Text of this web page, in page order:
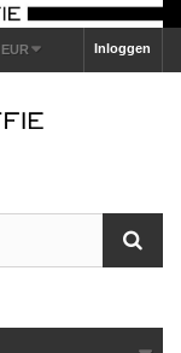
Inloggen
EUR